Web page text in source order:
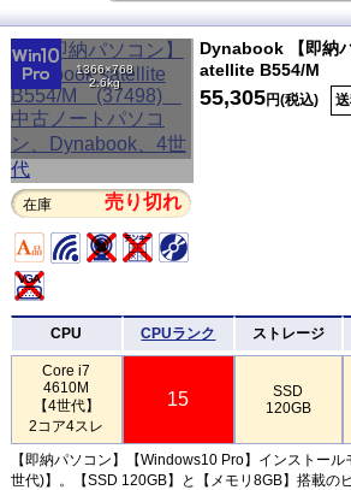
1366×768
2.6kg
在庫 売り切れ
Dynabook 【即納
atellite B554/M
55,305円(税込)
CPU CPUランク ストレージ
Core i7
4610M
【4世代】
2コア4スレ
15
SSD
120GB
【即納パソコン】【Windows10 Pro】インストー
世代)】。【SSD 120GB】と【メモリ8GB】搭載の